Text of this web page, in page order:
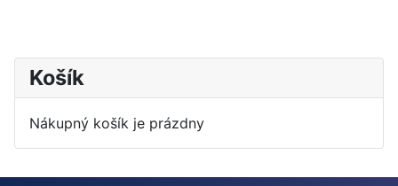
Košík
Nákupný košík je prázdny